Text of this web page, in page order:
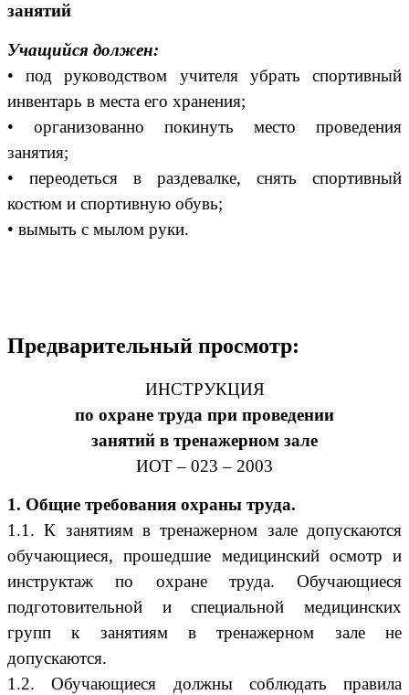
занятий
Учащийся должен:
• под руководством учителя убрать спортивный
инвентарь в места его хранения;
• организованно покинуть место проведения
занятия;
• переодеться в раздевалке, снять спортивный
костюм и спортивную обувь;
• вымыть с мылом руки.
Предварительный просмотр:
ИНСТРУКЦИЯ
по охране труда при проведении
занятий в тренажерном зале
ИОТ – 023 – 2003
1. Общие требования охраны труда.
1.1. К занятиям в тренажерном зале допускаются
обучающиеся, прошедшие медицинский осмотр и
инструктаж по охране труда. Обучающиеся
подготовительной и специальной медицинских
групп к занятиям в тренажерном зале не
допускаются.
1.2. Обучающиеся должны соблюдать правила